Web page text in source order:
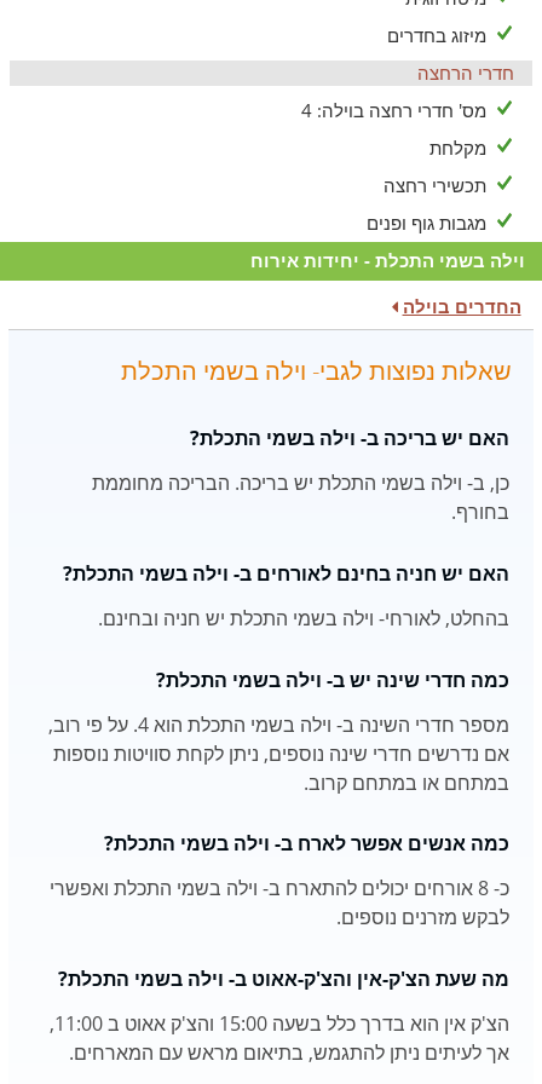
מיזוג בחדרים
חדרי הרחצה
מס' חדרי רחצה בוילה: 4
מקלחת
תכשירי רחצה
מגבות גוף ופנים
וילה בשמי התכלת - יחידות אירוח
החדרים בוילה
שאלות נפוצות לגבי- וילה בשמי התכלת
האם יש בריכה ב- וילה בשמי התכלת?
כן, ב- וילה בשמי התכלת יש בריכה. הבריכה מחוממת
בחורף.
האם יש חניה בחינם לאורחים ב- וילה בשמי התכלת?
בהחלט, לאורחי- וילה בשמי התכלת יש חניה ובחינם.
כמה חדרי שינה יש ב- וילה בשמי התכלת?
מספר חדרי השינה ב- וילה בשמי התכלת הוא 4. על פי רוב,
אם נדרשים חדרי שינה נוספים, ניתן לקחת סוויטות נוספות
במתחם או במתחם קרוב.
כמה אנשים אפשר לארח ב- וילה בשמי התכלת?
כ- 8 אורחים יכולים להתארח ב- וילה בשמי התכלת ואפשרי
לבקש מזרנים נוספים.
מה שעת הצ'ק-אין והצ'ק-אאוט ב- וילה בשמי התכלת?
הצ'ק אין הוא בדרך כלל בשעה 15:00 והצ'ק אאוט ב 11:00,
אך לעיתים ניתן להתגמש, בתיאום מראש עם המארחים.